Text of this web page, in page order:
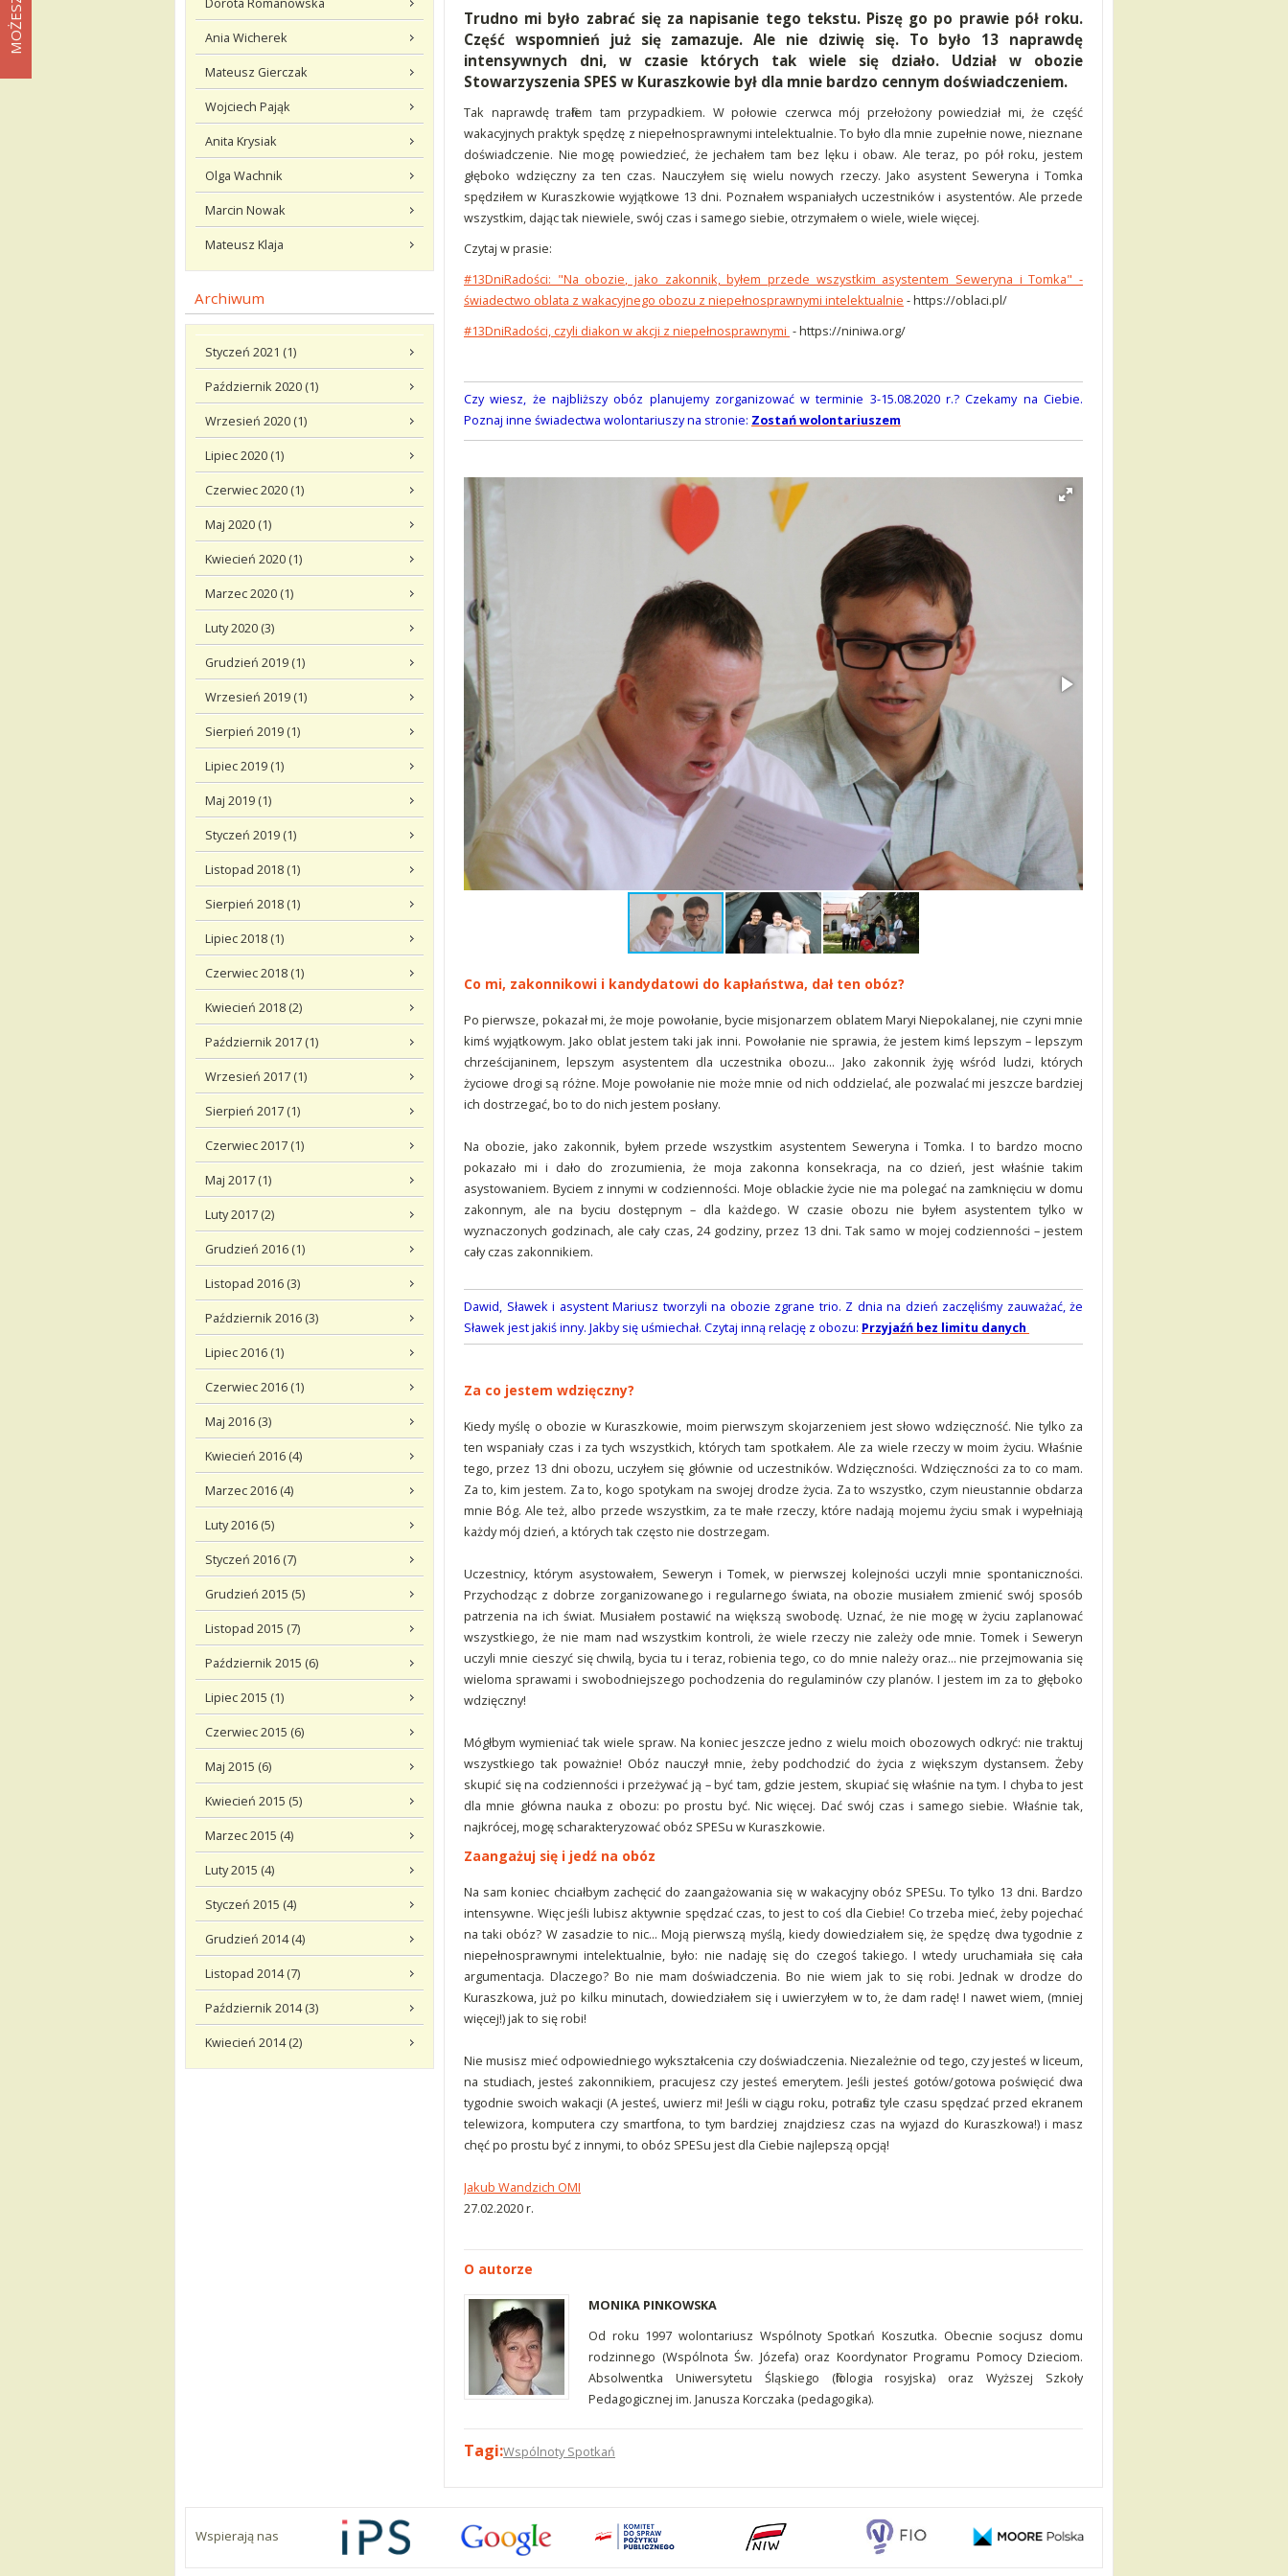
Ania Wicherek
Mateusz Gierczak
Wojciech Pająk
Anita Krysiak
Olga Wachnik
Marcin Nowak
Mateusz Klaja
Archiwum
Styczeń 2021 (1)
Październik 2020 (1)
Wrzesień 2020 (1)
Lipiec 2020 (1)
Czerwiec 2020 (1)
Maj 2020 (1)
Kwiecień 2020 (1)
Marzec 2020 (1)
Luty 2020 (3)
Grudzień 2019 (1)
Wrzesień 2019 (1)
Sierpień 2019 (1)
Lipiec 2019 (1)
Maj 2019 (1)
Styczeń 2019 (1)
Listopad 2018 (1)
Sierpień 2018 (1)
Lipiec 2018 (1)
Czerwiec 2018 (1)
Kwiecień 2018 (2)
Październik 2017 (1)
Wrzesień 2017 (1)
Sierpień 2017 (1)
Czerwiec 2017 (1)
Maj 2017 (1)
Luty 2017 (2)
Grudzień 2016 (1)
Listopad 2016 (3)
Październik 2016 (3)
Lipiec 2016 (1)
Czerwiec 2016 (1)
Maj 2016 (3)
Kwiecień 2016 (4)
Marzec 2016 (4)
Luty 2016 (5)
Styczeń 2016 (7)
Grudzień 2015 (5)
Listopad 2015 (7)
Październik 2015 (6)
Lipiec 2015 (1)
Czerwiec 2015 (6)
Maj 2015 (6)
Kwiecień 2015 (5)
Marzec 2015 (4)
Luty 2015 (4)
Styczeń 2015 (4)
Grudzień 2014 (4)
Listopad 2014 (7)
Październik 2014 (3)
Kwiecień 2014 (2)
Trudno mi było zabrać się za napisanie tego tekstu. Piszę go po prawie pół roku.
Część wspomnień już się zamazuje. Ale nie dziwię się. To było 13 naprawdę
intensywnych dni, w czasie których tak wiele się działo. Udział w obozie
Stowarzyszenia SPES w Kuraszkowie był dla mnie bardzo cennym doświadczeniem.
Tak naprawdę trafiłem tam przypadkiem. W połowie czerwca mój przełożony powiedział mi, że część
wakacyjnych praktyk spędzę z niepełnosprawnymi intelektualnie. To było dla mnie zupełnie nowe, nieznane
doświadczenie. Nie mogę powiedzieć, że jechałem tam bez lęku i obaw. Ale teraz, po pół roku, jestem
głęboko wdzięczny za ten czas. Nauczyłem się wielu nowych rzeczy. Jako asystent Seweryna i Tomka
spędziłem w Kuraszkowie wyjątkowe 13 dni. Poznałem wspaniałych uczestników i asystentów. Ale przede
wszystkim, dając tak niewiele, swój czas i samego siebie, otrzymałem o wiele, wiele więcej.
Czytaj w prasie:
#13DniRadości: "Na obozie, jako zakonnik, byłem przede wszystkim asystentem Seweryna i Tomka" -
świadectwo oblata z wakacyjnego obozu z niepełnosprawnymi intelektualnie - https://oblaci.pl/
#13DniRadości, czyli diakon w akcji z niepełnosprawnymi - https://niniwa.org/
Czy wiesz, że najbliższy obóz planujemy zorganizować w terminie 3-15.08.2020 r.? Czekamy na Ciebie.
Poznaj inne świadectwa wolontariuszy na stronie: Zostań wolontariuszem
Co mi, zakonnikowi i kandydatowi do kapłaństwa, dał ten obóz?
Po pierwsze, pokazał mi, że moje powołanie, bycie misjonarzem oblatem Maryi Niepokalanej, nie czyni mnie
kimś wyjątkowym. Jako oblat jestem taki jak inni. Powołanie nie sprawia, że jestem kimś lepszym – lepszym
chrześcijaninem, lepszym asystentem dla uczestnika obozu… Jako zakonnik żyję wśród ludzi, których
życiowe drogi są różne. Moje powołanie nie może mnie od nich oddzielać, ale pozwalać mi jeszcze bardziej
ich dostrzegać, bo to do nich jestem posłany.
Na obozie, jako zakonnik, byłem przede wszystkim asystentem Seweryna i Tomka. I to bardzo mocno
pokazało mi i dało do zrozumienia, że moja zakonna konsekracja, na co dzień, jest właśnie takim
asystowaniem. Byciem z innymi w codzienności. Moje oblackie życie nie ma polegać na zamknięciu w domu
zakonnym, ale na byciu dostępnym – dla każdego. W czasie obozu nie byłem asystentem tylko w
wyznaczonych godzinach, ale cały czas, 24 godziny, przez 13 dni. Tak samo w mojej codzienności – jestem
cały czas zakonnikiem.
Dawid, Sławek i asystent Mariusz tworzyli na obozie zgrane trio. Z dnia na dzień zaczęliśmy zauważać, że
Sławek jest jakiś inny. Jakby się uśmiechał. Czytaj inną relację z obozu: Przyjaźń bez limitu danych
Za co jestem wdzięczny?
Kiedy myślę o obozie w Kuraszkowie, moim pierwszym skojarzeniem jest słowo wdzięczność. Nie tylko za
ten wspaniały czas i za tych wszystkich, których tam spotkałem. Ale za wiele rzeczy w moim życiu. Właśnie
tego, przez 13 dni obozu, uczyłem się głównie od uczestników. Wdzięczności. Wdzięczności za to co mam.
Za to, kim jestem. Za to, kogo spotykam na swojej drodze życia. Za to wszystko, czym nieustannie obdarza
mnie Bóg. Ale też, albo przede wszystkim, za te małe rzeczy, które nadają mojemu życiu smak i wypełniają
każdy mój dzień, a których tak często nie dostrzegam.
Uczestnicy, którym asystowałem, Seweryn i Tomek, w pierwszej kolejności uczyli mnie spontaniczności.
Przychodząc z dobrze zorganizowanego i regularnego świata, na obozie musiałem zmienić swój sposób
patrzenia na ich świat. Musiałem postawić na większą swobodę. Uznać, że nie mogę w życiu zaplanować
wszystkiego, że nie mam nad wszystkim kontroli, że wiele rzeczy nie zależy ode mnie. Tomek i Seweryn
uczyli mnie cieszyć się chwilą, bycia tu i teraz, robienia tego, co do mnie należy oraz… nie przejmowania się
wieloma sprawami i swobodniejszego pochodzenia do regulaminów czy planów. I jestem im za to głęboko
wdzięczny!
Mógłbym wymieniać tak wiele spraw. Na koniec jeszcze jedno z wielu moich obozowych odkryć: nie traktuj
wszystkiego tak poważnie! Obóz nauczył mnie, żeby podchodzić do życia z większym dystansem. Żeby
skupić się na codzienności i przeżywać ją – być tam, gdzie jestem, skupiać się właśnie na tym. I chyba to jest
dla mnie główna nauka z obozu: po prostu być. Nic więcej. Dać swój czas i samego siebie. Właśnie tak,
najkrócej, mogę scharakteryzować obóz SPESu w Kuraszkowie.
Zaangażuj się i jedź na obóz
Na sam koniec chciałbym zachęcić do zaangażowania się w wakacyjny obóz SPESu. To tylko 13 dni. Bardzo
intensywne. Więc jeśli lubisz aktywnie spędzać czas, to jest to coś dla Ciebie! Co trzeba mieć, żeby pojechać
na taki obóz? W zasadzie to nic… Moją pierwszą myślą, kiedy dowiedziałem się, że spędzę dwa tygodnie z
niepełnosprawnymi intelektualnie, było: nie nadaję się do czegoś takiego. I wtedy uruchamiała się cała
argumentacja. Dlaczego? Bo nie mam doświadczenia. Bo nie wiem jak to się robi. Jednak w drodze do
Kuraszkowa, już po kilku minutach, dowiedziałem się i uwierzyłem w to, że dam radę! I nawet wiem, (mniej
więcej!) jak to się robi!
Nie musisz mieć odpowiedniego wykształcenia czy doświadczenia. Niezależnie od tego, czy jesteś w liceum,
na studiach, jesteś zakonnikiem, pracujesz czy jesteś emerytem. Jeśli jesteś gotów/gotowa poświęcić dwa
tygodnie swoich wakacji (A jesteś, uwierz mi! Jeśli w ciągu roku, potrafisz tyle czasu spędzać przed ekranem
telewizora, komputera czy smartfona, to tym bardziej znajdziesz czas na wyjazd do Kuraszkowa!) i masz
chęć po prostu być z innymi, to obóz SPESu jest dla Ciebie najlepszą opcją!
Jakub Wandzich OMI
27.02.2020 r.
O autorze
MONIKA PINKOWSKA
Od roku 1997 wolontariusz Wspólnoty Spotkań Koszutka. Obecnie socjusz domu
rodzinnego (Wspólnota Św. Józefa) oraz Koordynator Programu Pomocy Dzieciom.
Absolwentka Uniwersytetu Śląskiego (filologia rosyjska) oraz Wyższej Szkoły
Pedagogicznej im. Janusza Korczaka (pedagogika).
Tagi:Wspólnoty Spotkań
Wspierają nas